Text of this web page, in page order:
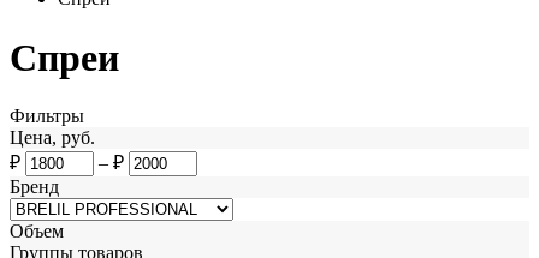
Спреи
Фильтры
Цена, руб.
₽
– ₽
Бренд
Объем
Группы товаров